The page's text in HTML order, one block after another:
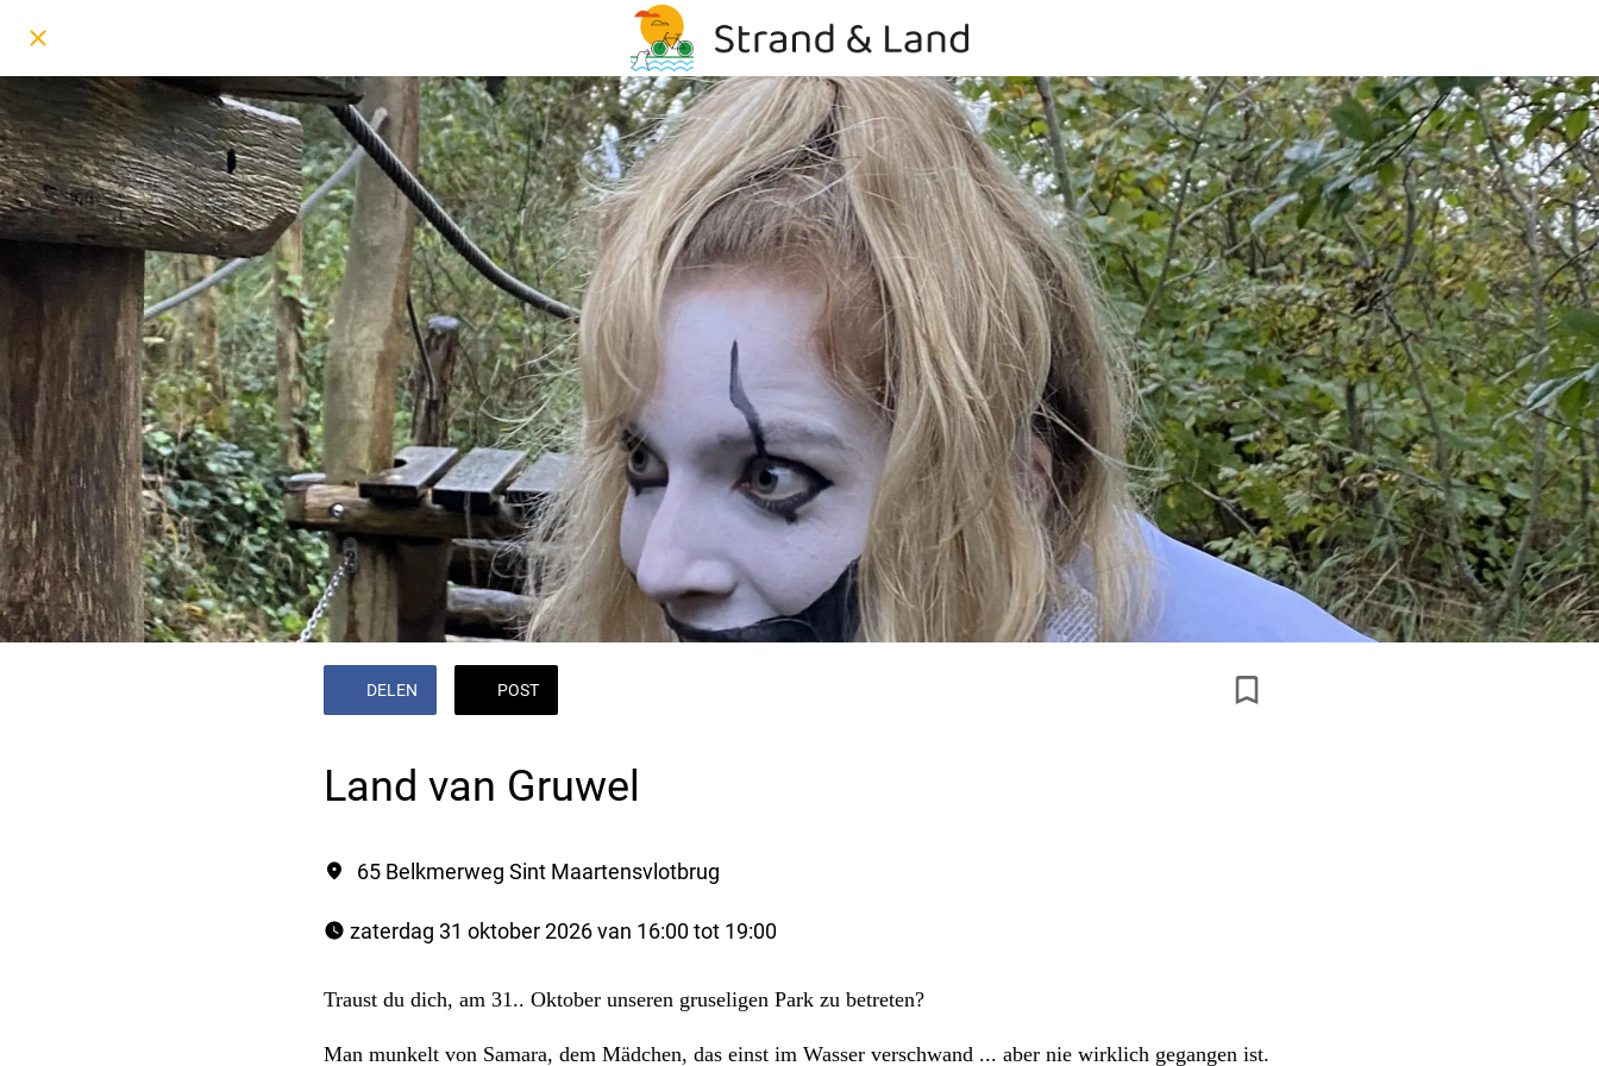
DELEN POST
Land van Gruwel
65 Belkmerweg Sint Maartensvlotbrug
zaterdag 31 oktober 2026 van 16:00 tot 19:00
Traust du dich, am 31.. Oktober unseren gruseligen Park zu betreten?
Man munkelt von Samara, dem Mädchen, das einst im Wasser verschwand ... aber nie wirklich gegangen ist.